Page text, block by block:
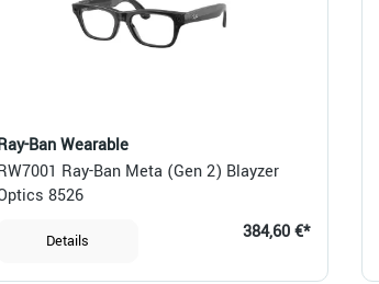
Ban Wearable
Ray-Ban Meta (Gen 2) Blayzer
8526
Details 384,60 €*